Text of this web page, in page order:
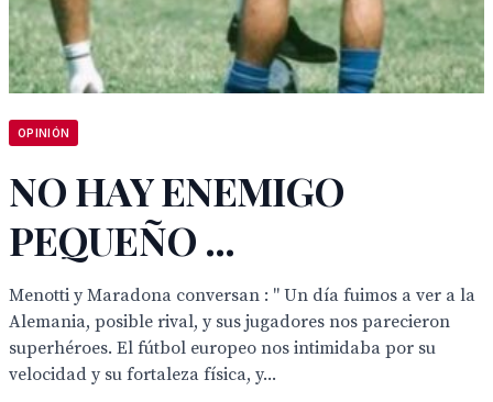
OPINIÓN
NO HAY ENEMIGO
PEQUEÑO ...
Menotti y Maradona conversan : " Un día fuimos a ver a la
Alemania, posible rival, y sus jugadores nos parecieron
superhéroes. El fútbol europeo nos intimidaba por su
velocidad y su fortaleza física, y...